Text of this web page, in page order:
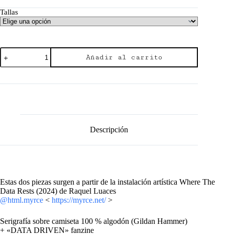
Tallas
"DATA
DRIVEN"
html.myrce
CLB
Añadir al carrito
Descripción
Estas dos piezas surgen a partir de la instalación artística Where The
Data Rests (2024) de Raquel Luaces
@html.myrce < https://myrce.net/>
Serigrafía sobre camiseta 100 % algodón (Gildan Hammer)
+ «DATA DRIVEN» fanzine